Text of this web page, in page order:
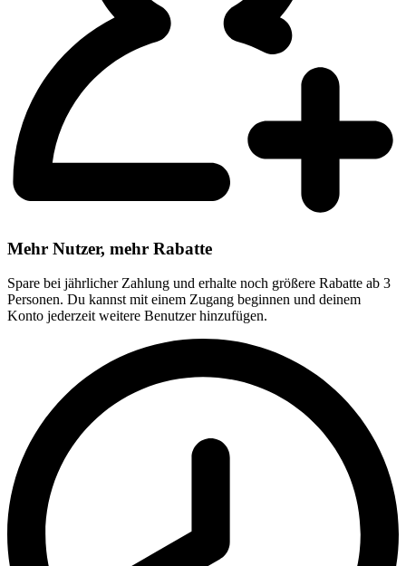
Mehr Nutzer, mehr Rabatte
Spare bei jährlicher Zahlung und erhalte noch größere Rabatte ab 3
Personen. Du kannst mit einem Zugang beginnen und deinem
Konto jederzeit weitere Benutzer hinzufügen.